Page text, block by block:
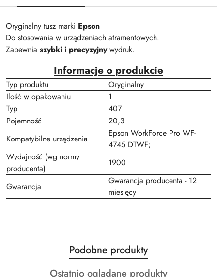
Oryginalny tusz marki Epson
Do stosowania w urządzeniach atramentowych.
Zapewnia szybki i precyzyjnywydruk.
Informacje o produkcie
Typ produktu
Oryginalny
Ilość w opakowaniu
1
Typ
407
Pojemność
20,3
Kompatybilne urządzenia
Epson WorkForce Pro WF-
4745 DTWF;
Wydajność (wg normy
producenta)
1900
Gwarancja
Gwarancja producenta - 12
miesięcy
Pomiń karuzelę produktów
Produkty
o
Podobne produkty
Produkty
Ostatnio oglądane produkty